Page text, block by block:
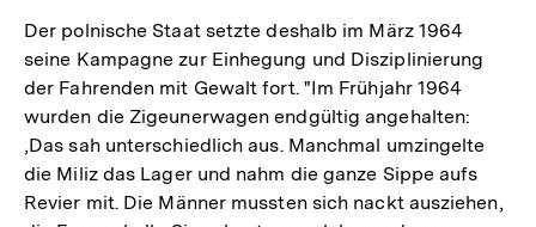
Der polnische Staat setzte deshalb im März 1964
seine Kampagne zur Einhegung und Disziplinierung
der Fahrenden mit Gewalt fort. "Im Frühjahr 1964
wurden die Zigeunerwagen endgültig angehalten:
‚Das sah unterschiedlich aus. Manchmal umzingelte
die Miliz das Lager und nahm die ganze Sippe aufs
Revier mit. Die Männer mussten sich nackt ausziehen,